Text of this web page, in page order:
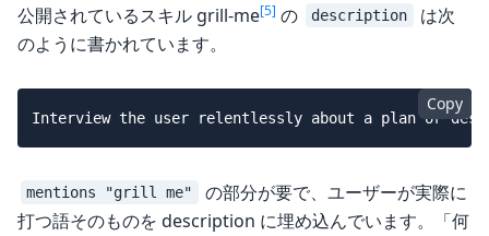
公開されているスキル grill-me[5] の description
は次
のように書かれています。
Copy
mentions "grill me"
の部分が要で、ユーザーが実際に
打つ語そのものを description に埋め込んでいます。「何